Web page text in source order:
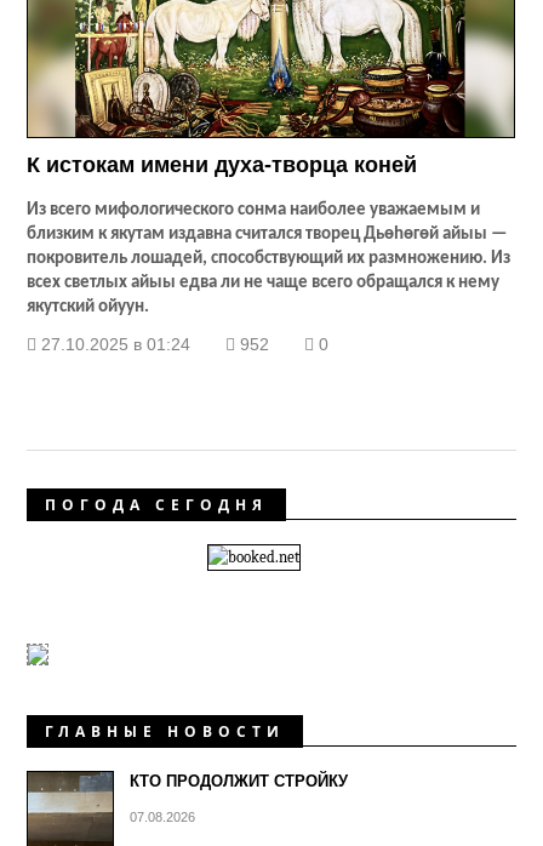
К истокам имени духа-творца коней
Из всего мифологического сонма наиболее уважаемым и
близким к якутам издавна считался творец Дьөhөгөй айыы —
покровитель лошадей, способствующий их размножению. Из
всех светлых айыы едва ли не чаще всего обращался к нему
якутский ойуун.
27.10.2025 в 01:24 952 0
ПОГОДА СЕГОДНЯ
ГЛАВНЫЕ НОВОСТИ
КТО ПРОДОЛЖИТ СТРОЙКУ
07.08.2026